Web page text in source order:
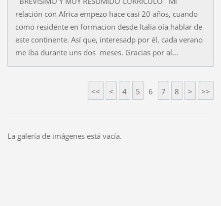
relación con Africa empezo hace casi 20 años, cuando
como residente en formacion desde Italia oía hablar de
este continente. Así que, interesadp por él, cada verano
me iba durante uns dos meses. Gracias por al...
<< < 4 5 6 7 8 > >>
La galería de imágenes está vacía.